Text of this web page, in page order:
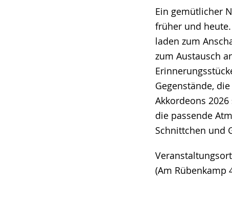
Ein gemütlicher
früher und
laden zum
zum Austausch
Gegenstände,
Akkordeons
die passende
Schnittchen und
(Am Rübenkamp